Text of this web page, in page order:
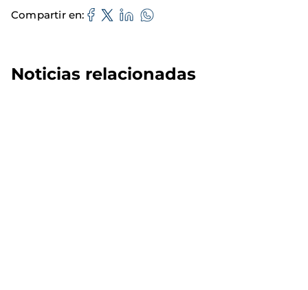
Compartir en
Noticias relacionadas